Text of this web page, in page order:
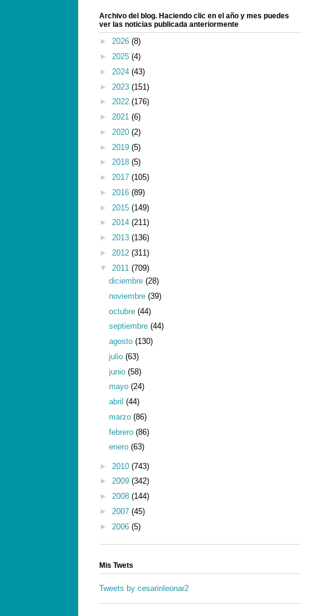
Archivo del blog. Haciendo clic en el año y mes puedes
ver las noticias publicada anteriormente
► 2026 (8)
► 2025 (4)
► 2024 (43)
► 2023 (151)
► 2022 (176)
► 2021 (6)
► 2020 (2)
► 2019 (5)
► 2018 (5)
► 2017 (105)
► 2016 (89)
► 2015 (149)
► 2014 (211)
► 2013 (136)
► 2012 (311)
▼ 2011 (709)
diciembre (28)
noviembre (39)
octubre (44)
septiembre (44)
agosto (130)
julio (63)
junio (58)
mayo (24)
abril (44)
marzo (86)
febrero (86)
enero (63)
► 2010 (743)
► 2009 (342)
► 2008 (144)
► 2007 (45)
► 2006 (5)
Mis Twets
Tweets by cesarinleonar2